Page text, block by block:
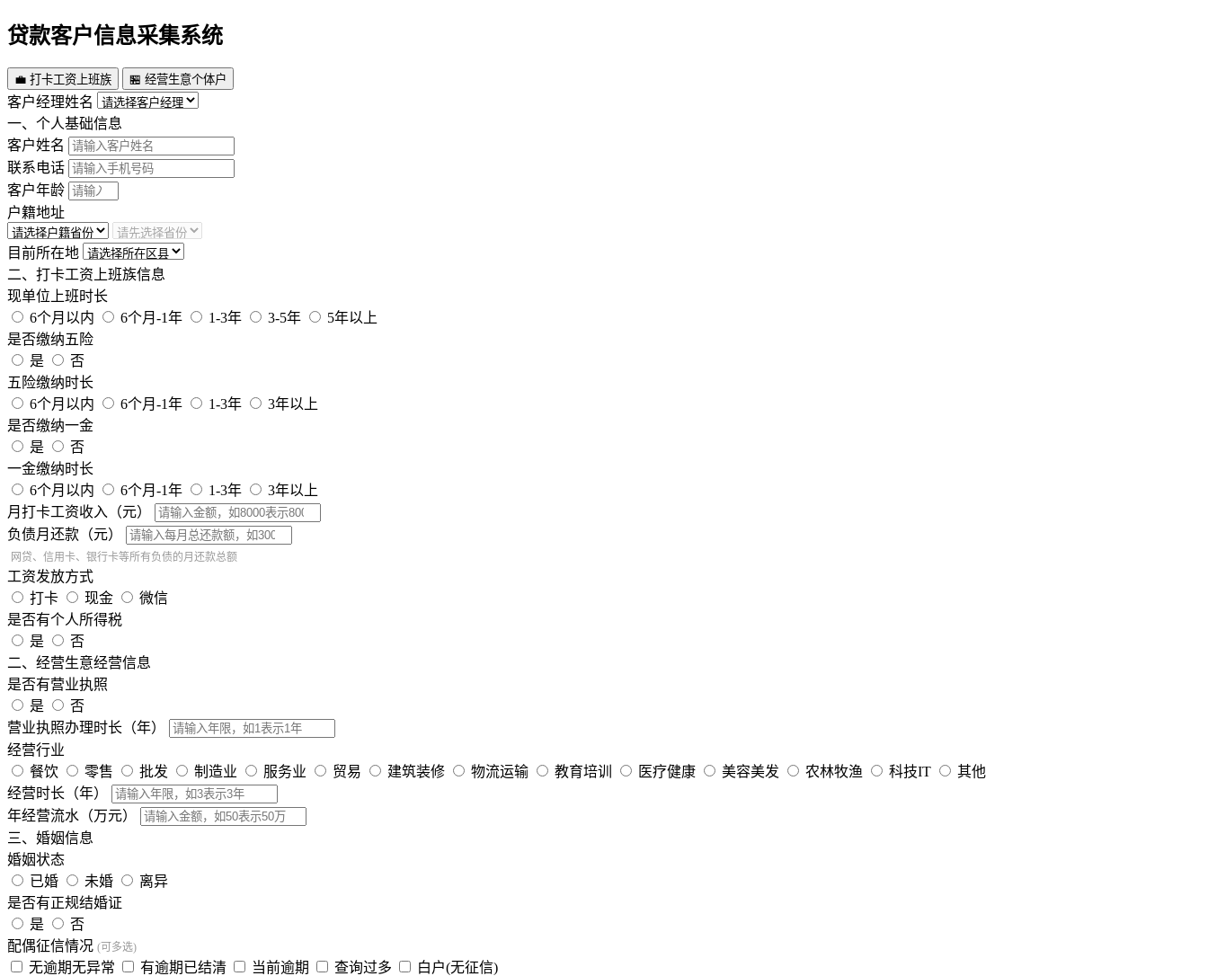
贷款客户信息采集系统
💼 打卡工资上班族 🏪 经营生意个体户
客户经理姓名
一、个人基础信息
客户姓名
联系电话
客户年龄
户籍地址
目前所在地
二、打卡工资上班族信息
现单位上班时长
6个月以内
6个月-1年 1-3年 3-5年
5年以上
是否缴纳五险
是
否
五险缴纳时长
6个月以内
6个月-1年 1-3年
3年以上
是否缴纳一金
是
否
一金缴纳时长
6个月以内
6个月-1年 1-3年
3年以上
月打卡工资收入（元）
负债月还款（元）
网贷、信用卡、银行卡等所有负债的月还款总额
工资发放方式
打卡
现金
微信
是否有个人所得税
是
否
二、经营生意经营信息
是否有营业执照
是
否
营业执照办理时长（年）
经营行业
餐饮
零售 批发 制造业 服务业 贸易 建筑装修 物流运输 教育培训 医疗健康 美容美发 农林牧渔 科技IT
其他
经营时长（年）
年经营流水（万元）
三、婚姻信息
婚姻状态
已婚
未婚
离异
是否有正规结婚证
是
否
配偶征信情况 (可多选)
无逾期无异常 有逾期已结清 当前逾期 查询过多
白户(无征信)